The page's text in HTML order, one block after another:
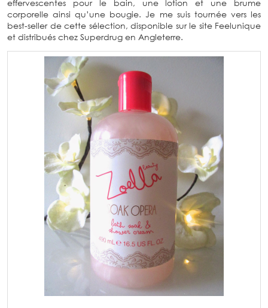
effervescentes pour le bain, une lotion et une brume
corporelle ainsi qu’une bougie. Je me suis tournée vers les
best-seller de cette sélection, disponible sur le site Feelunique
et distribués chez Superdrug en Angleterre.